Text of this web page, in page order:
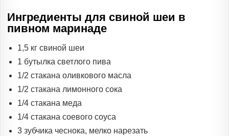
Ингредиенты для свиной шеи в
пивном маринаде
1,5 кг свиной шеи
1 бутылка светлого пива
1/2 стакана оливкового масла
1/2 стакана лимонного сока
1/4 стакана меда
1/4 стакана соевого соуса
3 зубчика чеснока, мелко нарезать